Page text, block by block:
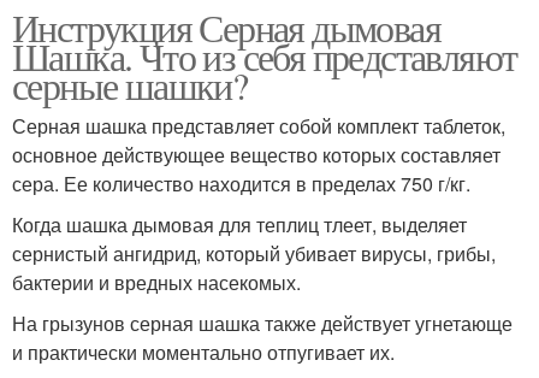
Шашка в жилом доме Шашка для погреба
Шашки в жилом доме
Инструкция Серная дымовая
Шашка. Что из себя представляют
серные шашки?
Серная шашка представляет собой комплект таблеток,
основное действующее вещество которых составляет
сера. Ее количество находится в пределах 750 г/кг.
Когда шашка дымовая для теплиц тлеет, выделяет
сернистый ангидрид, который убивает вирусы, грибы,
бактерии и вредных насекомых.
На грызунов серная шашка также действует угнетающе
и практически моментально отпугивает их.